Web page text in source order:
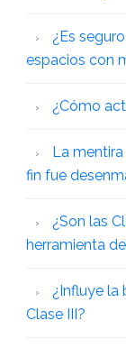
¿Es
espacios con
¿Cómo
La
fin fue
¿Son las
herramienta
¿Influye la
Clase III?